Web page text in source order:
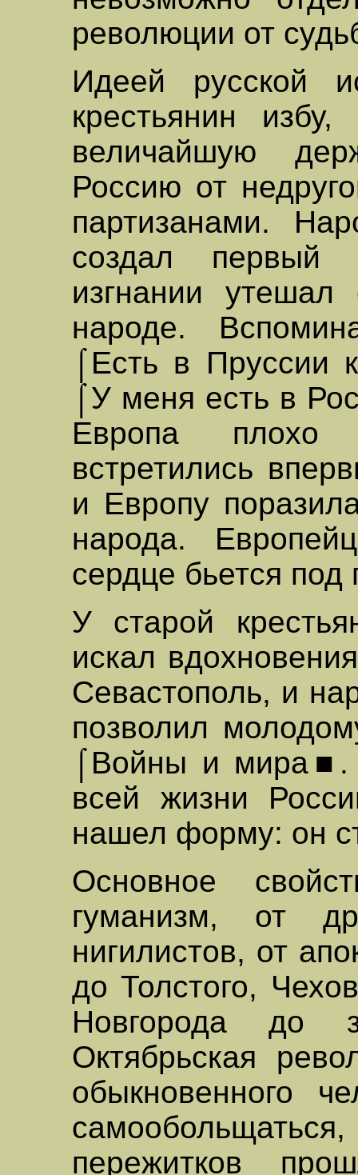
революции от
Идеей русской
крестьянин
величайшую
Россию от
партизанами.
создал первый
изгнании
народе.
⌠Есть в Пруссии
⌠У меня есть в
Европа
встретились
и Европу
народа.
сердце бьется под
У старой
искал
Севастополь, и
позволил
⌠Войны и мира■.
всей жизни
нашел форму: он
Основное
гуманизм, от
нигилистов, от
до Толстого,
Новгорода до
Октябрьская
обыкновенного
пережитков